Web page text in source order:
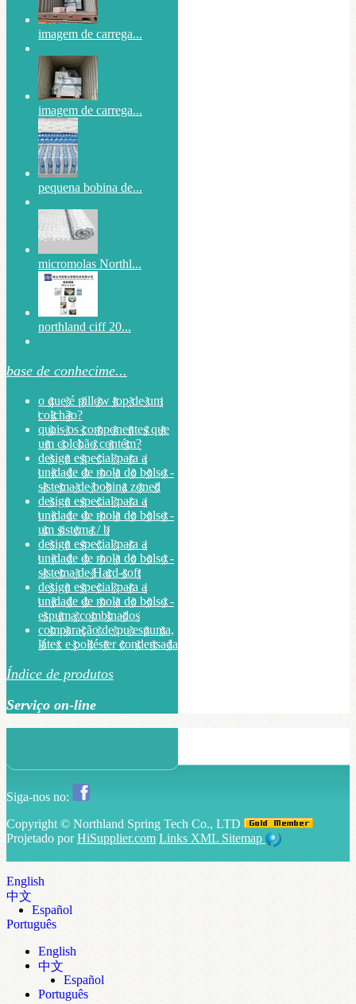
imagem de carrega...
imagem de carrega...
pequena bobina de...
micromolas Northl...
northland ciff 20...
base de conhecime...
o que é pillow top de um
colchão?
quais os componentes que
um colchão contém?
design especial para a
unidade de mola do bolso -
sistema de bobina zoned
design especial para a
unidade de mola do bolso -
um sistema / b
design especial para a
unidade de mola do bolso -
sistema de Hard-soft
design especial para a
unidade de mola do bolso -
espuma combinados
comparação de pu espuma,
látex e poliéster condensada
Índice de produtos
Serviço on-line
Siga-nos no:
Copyright © Northland Spring Tech Co., LTD
Projetado porHiSupplier.com Links XML Sitemap
English
中文
Español
Português
English
中文
Español
Português